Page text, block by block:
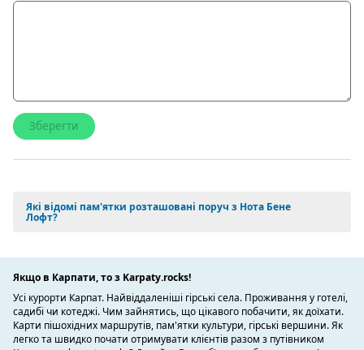
Які відомі пам'ятки розташовані поруч з Нота Бене
Лофт?
Якщо в Карпати, то з Karpaty.rocks!
Усі курорти Карпат. Найвіддаленіші гірські села. Проживання у готелі,
садибі чи котеджі. Чим зайнятись, що цікавого побачити, як доїхати.
Карти пішохідних маршрутів, пам'ятки культури, гірські вершини. Як
легко та швидко почати отримувати клієнтів разом з путівником